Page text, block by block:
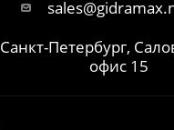
Санкт-Петербург,
офис 15